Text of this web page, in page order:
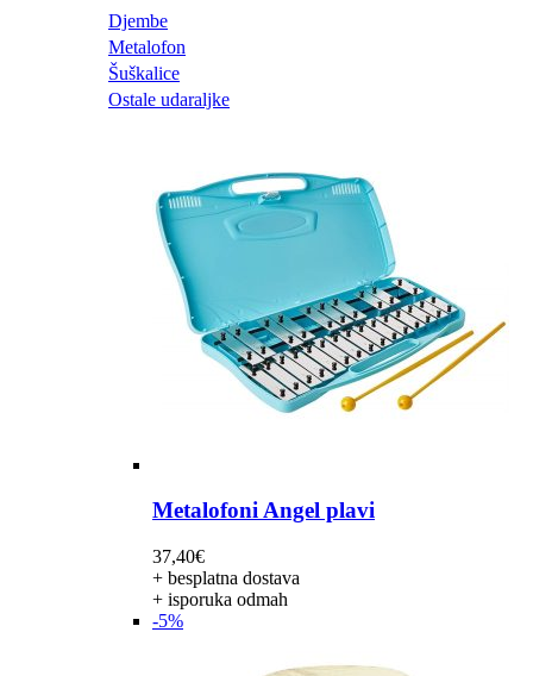
Djembe
Metalofon
Šuškalice
Ostale udaraljke
Metalofoni Angel plavi
37,40€
+ besplatna dostava
+ isporuka odmah
-5%